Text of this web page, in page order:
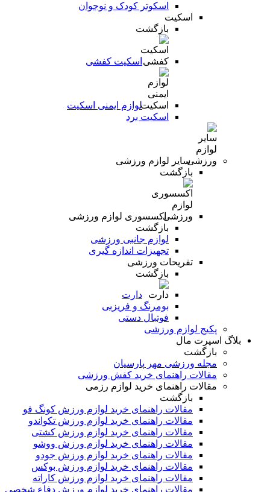
اسکوتر کودک و نوجوان
اسکیت
بازگشت
اسکیت کفشی
لوازم ایمنی اسکیت
اسکیت برد
سایر لوازم ورزشی
بازگشت
اکسسوری لوازم ورزشی
بازگشت
لوازم جانبی ورزشی
تجهیزات اندازه گیری
تفریحات ورزشی
بازگشت
دارت
بومرنگ و فریزبی
فوتبال دستی
پکیج لوازم ورزشی
بلاگ اسپرت مال
بازگشت
مجله ورزشی مهر پارسیان
مقالات راهنمای خرید کفش ورزشی
مقالات راهنمای خرید لوازم رزمی
بازگشت
مقالات راهنمای خرید لوازم ورزش کونگ فو
مقالات راهنمای خرید لوازم ورزش تکواندو
مقالات راهنمای خرید لوازم ورزش کشتی
مقالات راهنمای خرید لوازم ورزش ووشو
مقالات راهنمای خرید لوازم ورزش جودو
مقالات راهنمای خرید لوازم ورزش بوکس
مقالات راهنمای خرید لوازم ورزش کاراته
مقالات راهنمای خرید لوازم ورزش دفاع شخصی